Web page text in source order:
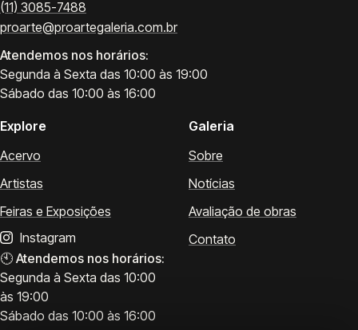
(11) 3085-7488
proarte@proartegaleria.com.br
Atendemos nos horários:
Segunda à Sexta das 10:00 às 19:00
Sábado das 10:00 às 16:00
Explore
Acervo
Artistas
Feiras e Exposições
Instagram
🕙 Atendemos nos horários:
Segunda à Sexta das 10:00
às 19:00
Sábado das 10:00 às 16:00
Galeria
Sobre
Notícias
Avaliação de obras
Contato